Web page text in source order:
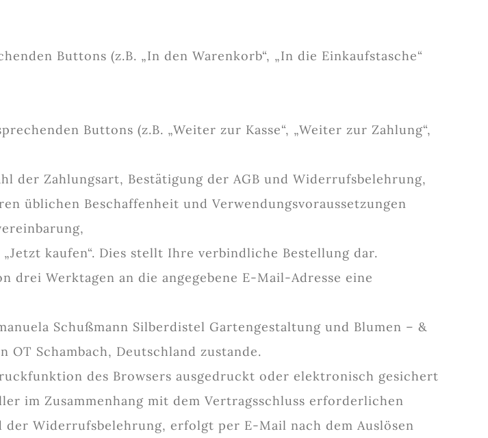
Buttons (z.B. „In den Warenkorb“, „In die Einkaufstasche“
Buttons (z.B. „Weiter zur Kasse“, „Weiter zur Zahlung“,
der Zahlungsart, Bestätigung der AGB und Widerrufsbelehrung,
üblichen Beschaffenheit und Verwendungsvoraussetzungen
kaufen“. Dies stellt Ihre verbindliche Bestellung dar.
drei Werktagen an die angegebene E-Mail-Adresse eine
Schußmann Silberdistel Gartengestaltung und Blumen – &
OT Schambach, Deutschland zustande.
des Browsers ausgedruckt oder elektronisch gesichert
im Zusammenhang mit dem Vertragsschluss erforderlichen
Widerrufsbelehrung, erfolgt per E-Mail nach dem Auslösen